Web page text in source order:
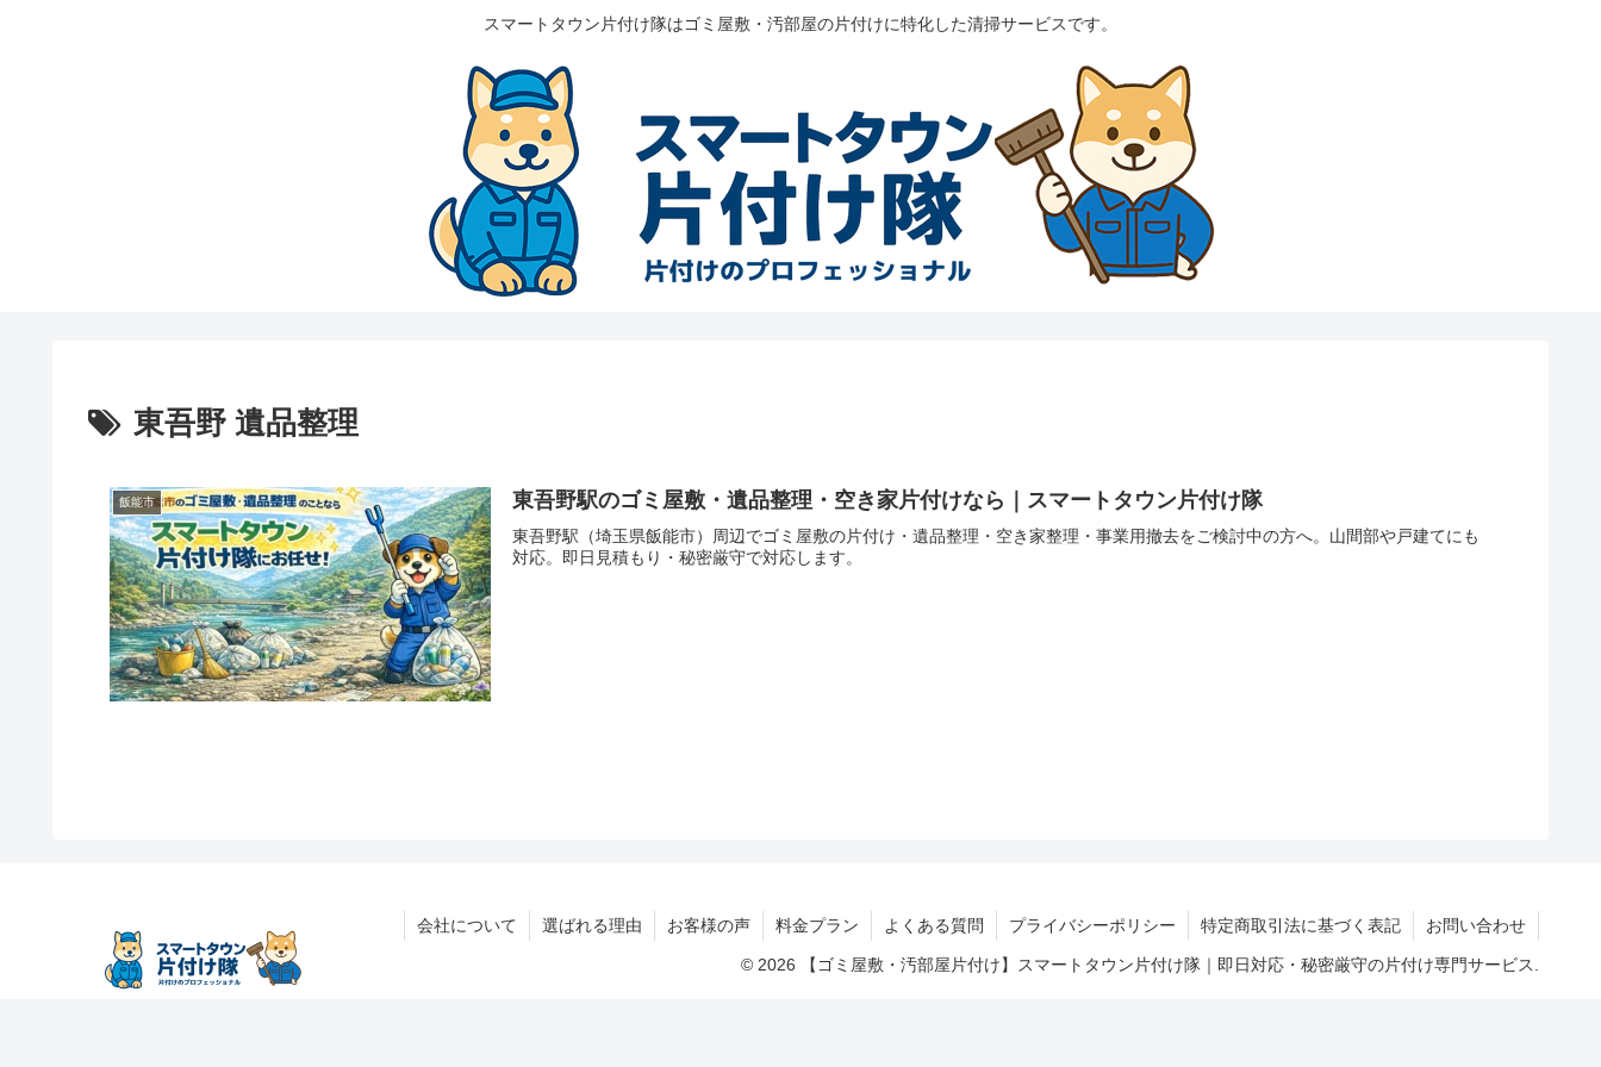
スマートタウン片付け隊はゴミ屋敷・汚部屋の片付けに特化した清掃サービスです。
東吾野 遺品整理
飯能市 東吾野駅のゴミ屋敷・遺品整理・空き家片付けなら｜スマートタウン片付け隊
東吾野駅（埼玉県飯能市）周辺でゴミ屋敷の片付け・遺品整理・空き家整理・事業用撤去をご検討中の方へ。山間部や戸建てにも
対応。即日見積もり・秘密厳守で対応します。
会社について 選ばれる理由 お客様の声 料金プラン よくある質問 プライバシーポリシー 特定商取引法に基づく表記 お問い合わせ
© 2026 【ゴミ屋敷・汚部屋片付け】スマートタウン片付け隊｜即日対応・秘密厳守の片付け専門サービス.